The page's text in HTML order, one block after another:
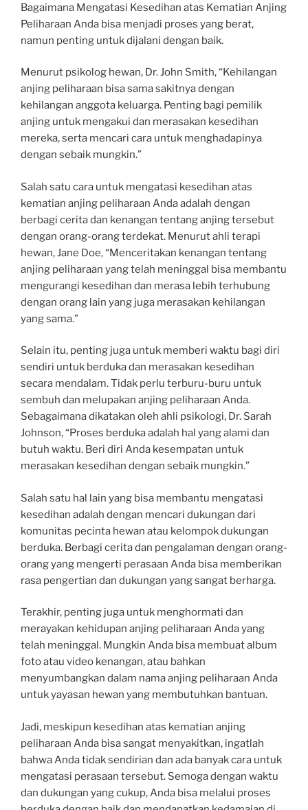
Bagaimana Mengatasi Kesedihan atas Kematian Anjing
Peliharaan Anda bisa menjadi proses yang berat,
namun penting untuk dijalani dengan baik.
Menurut psikolog hewan, Dr. John Smith, “Kehilangan
anjing peliharaan bisa sama sakitnya dengan
kehilangan anggota keluarga. Penting bagi pemilik
anjing untuk mengakui dan merasakan kesedihan
mereka, serta mencari cara untuk menghadapinya
dengan sebaik mungkin.”
Salah satu cara untuk mengatasi kesedihan atas
kematian anjing peliharaan Anda adalah dengan
berbagi cerita dan kenangan tentang anjing tersebut
dengan orang-orang terdekat. Menurut ahli terapi
hewan, Jane Doe, “Menceritakan kenangan tentang
anjing peliharaan yang telah meninggal bisa membantu
mengurangi kesedihan dan merasa lebih terhubung
dengan orang lain yang juga merasakan kehilangan
yang sama.”
Selain itu, penting juga untuk memberi waktu bagi diri
sendiri untuk berduka dan merasakan kesedihan
secara mendalam. Tidak perlu terburu-buru untuk
sembuh dan melupakan anjing peliharaan Anda.
Sebagaimana dikatakan oleh ahli psikologi, Dr. Sarah
Johnson, “Proses berduka adalah hal yang alami dan
butuh waktu. Beri diri Anda kesempatan untuk
merasakan kesedihan dengan sebaik mungkin.”
Salah satu hal lain yang bisa membantu mengatasi
kesedihan adalah dengan mencari dukungan dari
komunitas pecinta hewan atau kelompok dukungan
berduka. Berbagi cerita dan pengalaman dengan orang-
orang yang mengerti perasaan Anda bisa memberikan
rasa pengertian dan dukungan yang sangat berharga.
Terakhir, penting juga untuk menghormati dan
merayakan kehidupan anjing peliharaan Anda yang
telah meninggal. Mungkin Anda bisa membuat album
foto atau video kenangan, atau bahkan
menyumbangkan dalam nama anjing peliharaan Anda
untuk yayasan hewan yang membutuhkan bantuan.
Jadi, meskipun kesedihan atas kematian anjing
peliharaan Anda bisa sangat menyakitkan, ingatlah
bahwa Anda tidak sendirian dan ada banyak cara untuk
mengatasi perasaan tersebut. Semoga dengan waktu
dan dukungan yang cukup, Anda bisa melalui proses